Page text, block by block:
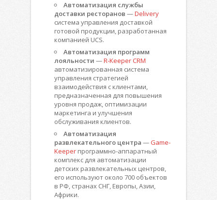
Автоматизация службы
доставки ресторанов —Delivery
система управления доставкой
готовой продукции, разработанная
компанией UCS.
Автоматизация программ
лояльности —R-Keeper CRM
автоматизированная система
управления стратегией
взаимодействия с клиентами,
предназначенная для повышения
уровня продаж, оптимизации
маркетинга и улучшения
обслуживания клиентов.
Автоматизация
развлекательного центра —Game-
Keeper программно-аппаратный
комплекс для автоматизации
детских развлекательных центров,
его используют около 700 объектов
в РФ, странах СНГ, Европы, Азии,
Африки.